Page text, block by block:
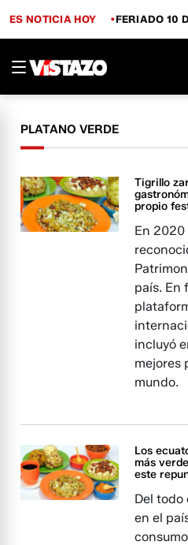
ES NOTICIA HOY FERIADO 10
PLATANO VERDE
Tigrillo
propio
En
país. En
incluyó
mejores
mundo.
Los
más
este
Del todo
en el